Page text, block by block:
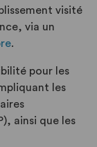
visité
via un
.
pour les
les
ainsi que les